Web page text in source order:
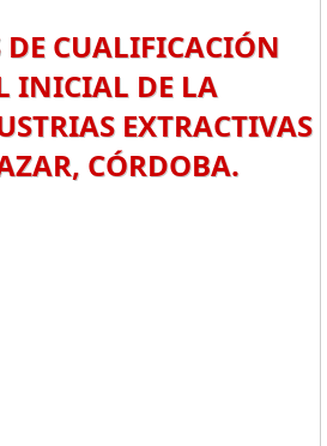
DE CUALIFICACIÓN
INICIAL DE LA
EXTRACTIVAS
CÓRDOBA.